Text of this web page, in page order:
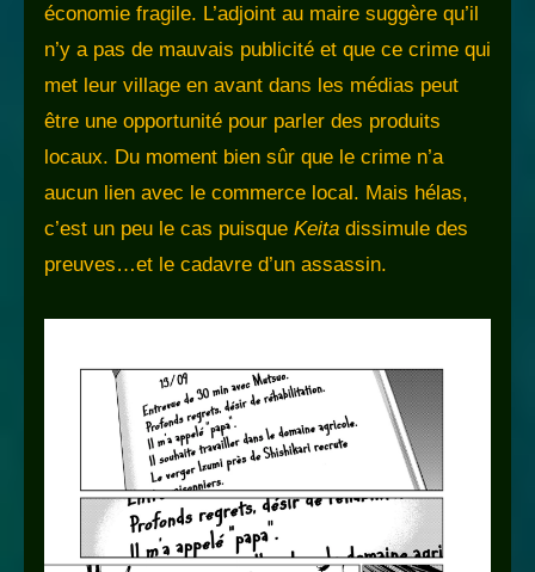
économie fragile. L’adjoint au maire suggère qu’il
n’y a pas de mauvais publicité et que ce crime qui
met leur village en avant dans les médias peut
être une opportunité pour parler des produits
locaux. Du moment bien sûr que le crime n’a
aucun lien avec le commerce local. Mais hélas,
c’est un peu le cas puisque Keita dissimule des
preuves…et le cadavre d’un assassin.